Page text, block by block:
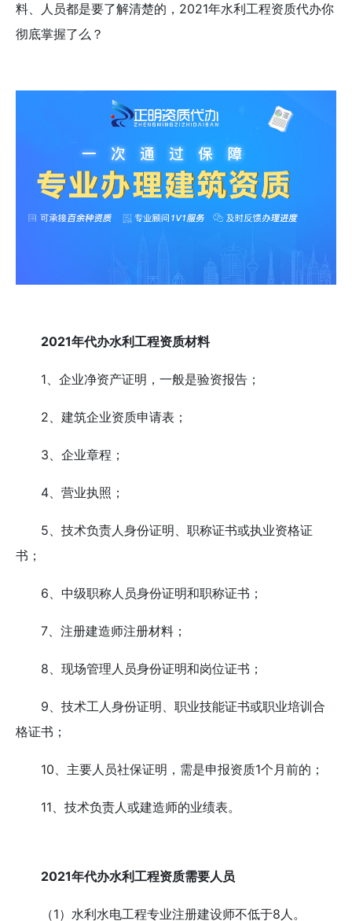
料、人员都是要了解清楚的，2021年水利工程资质代办你
彻底掌握了么？
2021年代办水利工程资质材料
1、企业净资产证明，一般是验资报告；
2、建筑企业资质申请表；
3、企业章程；
4、营业执照；
5、技术负责人身份证明、职称证书或执业资格证
书；
6、中级职称人员身份证明和职称证书；
7、注册建造师注册材料；
8、现场管理人员身份证明和岗位证书；
9、技术工人身份证明、职业技能证书或职业培训合
格证书；
10、主要人员社保证明，需是申报资质1个月前的；
11、技术负责人或建造师的业绩表。
2021年代办水利工程资质需要人员
（1）水利水电工程专业注册建设师不低于8人。